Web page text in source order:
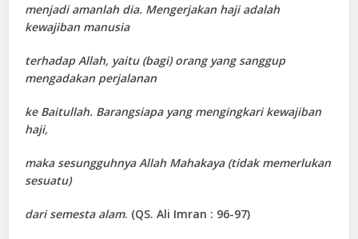
menjadi amanlah dia. Mengerjakan haji adalah
kewajiban manusia
terhadap Allah, yaitu (bagi) orang yang sanggup
mengadakan perjalanan
ke Baitullah. Barangsiapa yang mengingkari kewajiban
haji,
maka sesungguhnya Allah Mahakaya (tidak memerlukan
sesuatu)
dari semesta alam. (QS. Ali Imran : 96-97)